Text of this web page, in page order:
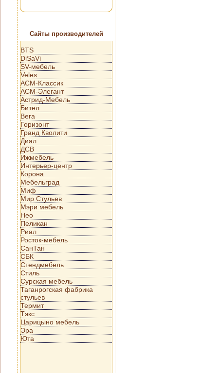
Сайты производителей
BTS
DiSaVi
SV-мебель
Veles
АСМ-Классик
АСМ-Элегант
Астрид-Мебель
Бител
Вега
Горизонт
Гранд Кволити
Диал
ДСВ
Ижмебель
Интерьер-центр
Корона
Мебельград
Миф
Мир Стульев
Мэри мебель
Нео
Пеликан
Риал
Росток-мебель
СанТан
СБК
Стендмебель
Стиль
Сурская мебель
Таганрогская фабрика
стульев
Термит
Тэкс
Царицыно мебель
Эра
Юта